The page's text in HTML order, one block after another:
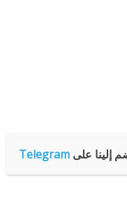
إلينا على Telegram